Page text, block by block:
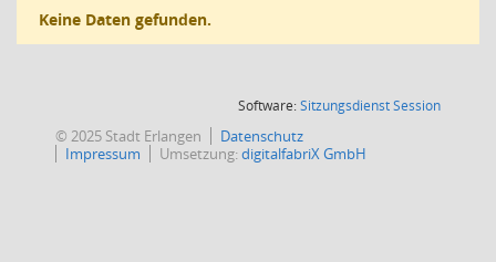
Keine Daten gefunden.
Software:SitzungsdienstSession(Wird in
© 2025 Stadt Erlangen
Datenschutz
Impressum
Umsetzung:digitalfabriX GmbH